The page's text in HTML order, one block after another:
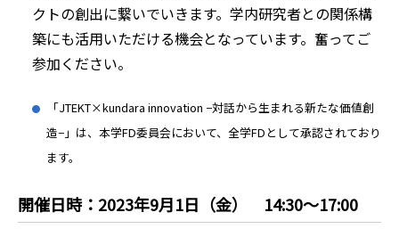
クトの創出に繋いでいきます。学内研究者との関係構
築にも活用いただける機会となっています。奮ってご
参加ください。
「JTEKT×kundara innovation −対話から生まれる新たな価値創
造−」は、本学FD委員会において、全学FDとして承認されており
ます。
開催日時：2023年9月1日（金） 14:30～17:00